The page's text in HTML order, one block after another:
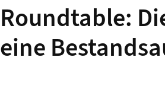
Roundtable:
eine